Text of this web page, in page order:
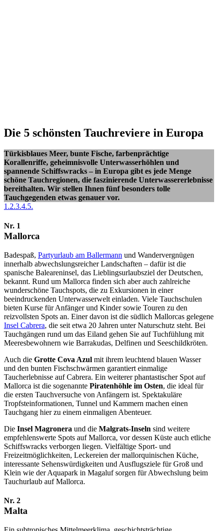
Die 5 schönsten Tauchreviere in Europa
Türkisblaues Meer, bunte Fische, farbenprächtige
Korallenriffe, geheimnisvolle Unterwasserhöhlen und
spannende Schiffswracks – in Europa gibt es jede Menge
schöne Tauchregionen, die faszinierende Unterwassererlebnisse
bereithalten. Wir stellen Ihnen fünf besonders tolle
Tauchgegenden etwas genauer vor.
1.2.3.4.5.
Nr. 1
Mallorca
Badespaß, Partyurlaub am Ballermann und Wandervergnügen
innerhalb abwechslungsreicher Landschaften – dafür ist die
spanische Baleareninsel, das Lieblingsurlaubsziel der Deutschen,
bekannt. Rund um Mallorca finden sich aber auch zahlreiche
wunderschöne Tauchspots, die zu Exkursionen in einer
beeindruckenden Unterwasserwelt einladen. Viele Tauchschulen
bieten Kurse für Anfänger und Kinder sowie Touren zu den
reizvollsten Spots an. Einer davon ist die südlich Mallorcas gelegene
Insel Cabrera, die seit etwa 20 Jahren unter Naturschutz steht. Bei
Tauchgängen rund um das Eiland gehen Sie auf Tuchfühlung mit
Meeresbewohnern wie Barrakudas, Delfinen und Seeschildkröten.
Auch die Grotte Cova Azul mit ihrem leuchtend blauen Wasser
und den bunten Fischschwärmen garantiert einmalige
Taucherlebnisse auf Cabrera. Ein weiterer phantastischer Spot auf
Mallorca ist die sogenannte Piratenhöhle im Osten, die ideal für
die ersten Tauchversuche von Anfängern ist. Spektakuläre
Tropfsteinformationen, Tunnel und Kammern machen einen
Tauchgang hier zu einem einmaligen Abenteuer.
Die Insel Magronera und die Malgrats-Inseln sind weitere
empfehlenswerte Spots auf Mallorca, vor dessen Küste auch etliche
Schiffswracks verborgen liegen. Vielfältige Sport- und
Freizeitmöglichkeiten, Leckereien der mallorquinischen Küche,
interessante Sehenswürdigkeiten und Ausflugsziele für Groß und
Klein wie der Aquapark in Magaluf sorgen für Abwechslung beim
Tauchurlaub auf Mallorca.
Nr. 2
Malta